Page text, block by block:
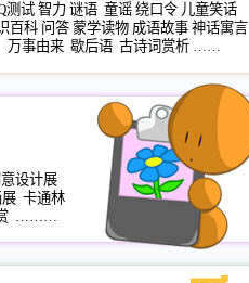
测试 智力 谜语 童谣 绕口令 儿童笑话
百科 问答 蒙学读物 成语故事 神话寓言
万事由来 歇后语 古诗词赏析 ……
设计展
卡通林
………